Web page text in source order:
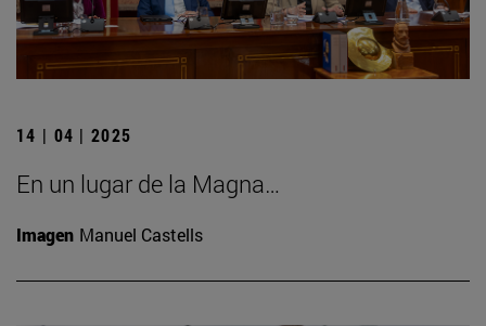
14 | 04 | 2025
En un lugar de la Magna…
Imagen Manuel Castells